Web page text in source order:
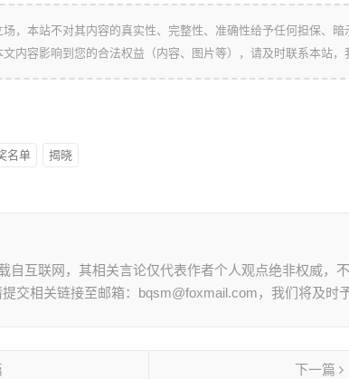
，本站不对其内容的真实性、完整性、准确性给予任何担保、
内容影响到您的合法权益（内容、图片等），请及时联系本站，
名单 揭晓
自互联网，其相关言论仅代表作者个人观点绝非权威，
交相关链接至邮箱：bqsm@foxmail.com，我们将及时
下一篇